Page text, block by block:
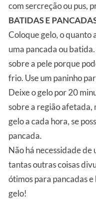
com sercreção ou pus,
BATIDAS E
Coloque gelo, o quanto
uma pancada ou
sobre a pele porque
frio. Use um paninho
Deixe o gelo por 20
sobre a região afetada,
gelo a cada hora, se
pancada.
Não há necessidade de
tantas outras coisas
ótimos para pancadas
gelo!